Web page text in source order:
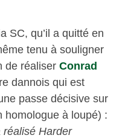
SC, qu’il a quitté en
tenu à souligner
de réaliser Conrad
dannois qui est
passe décisive sur
homologue à loupé) :
réalisé Harder